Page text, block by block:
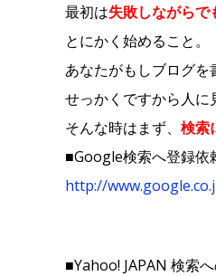
最初は失敗しながらで
とにかく始めること。
あなたがもしブログを
せっかくですから人に
そんな時はまず、 検索
■Google検索へ登録依
http://
■Yahoo! JAPAN 検索